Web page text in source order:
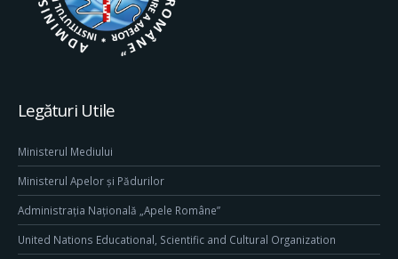
Legături Utile
Ministerul Mediului
Ministerul Apelor și Pădurilor
Administrația Națională „Apele Române”
United Nations Educational, Scientific and Cultural Organization